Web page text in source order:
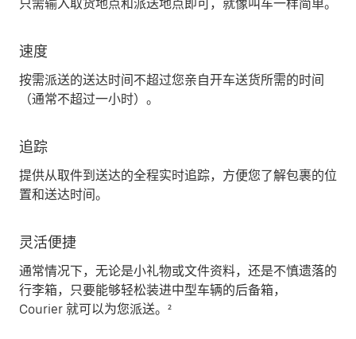
只需输入取货地点和派送地点即可，就像叫车一样简单。
速度
按需派送的送达时间不超过您亲自开车送货所需的时间
（通常不超过一小时）。
追踪
提供从取件到送达的全程实时追踪，方便您了解包裹的位
置和送达时间。
灵活便捷
通常情况下，无论是小礼物或文件资料，还是不慎遗落的
行李箱，只要能够轻松装进中型车辆的后备箱，
Courier 就可以为您派送。²